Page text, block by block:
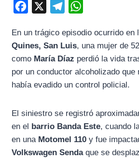
c
e
b
l
e
g
a
t
s
En un trágico episodio ocurrido en
Quines, San Luis, una mujer de
como María Díaz perdió la vida
por un conductor alcoholizado que
había evadido un control policial.
El siniestro se registró
en el barrio Banda Este, cuando
en una Motomel 110 y fue
Volkswagen Sendaque se